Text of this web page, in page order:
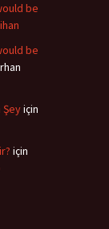
be
be
Şeyiçin
için